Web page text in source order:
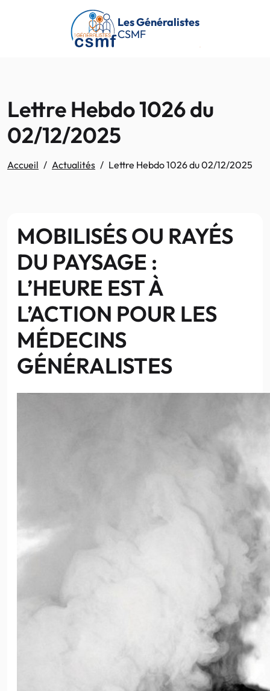
Passer au contenu principal
Les Généralistes
CSMF
Lettre Hebdo 1026 du
02/12/2025
Accueil Actualités Lettre Hebdo 1026 du 02/12/2025
MOBILISÉS OU RAYÉS
DU PAYSAGE :
L’HEURE EST À
L’ACTION POUR LES
MÉDECINS
GÉNÉRALISTES